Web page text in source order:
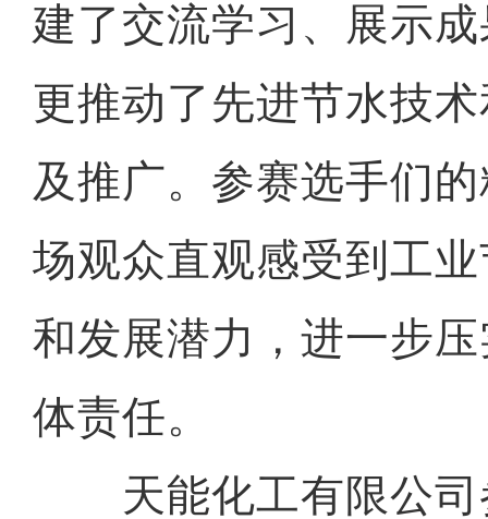
建了交流学习、展示
更推动了先进节水技
及推广。参赛选手们
场观众直观感受到工
和发展潜力，进一步
体责任。
天能化工有限公司